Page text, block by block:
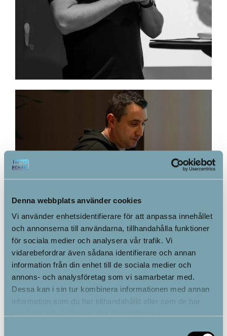
Denna webbplats använder cookies
Vi använder enhetsidentifierare för att anpassa innehållet
och annonserna till användarna, tillhandahålla funktioner
för sociala medier och analysera vår trafik. Vi
vidarebefordrar även sådana identifierare och annan
information från din enhet till de sociala medier och
annons- och analysföretag som vi samarbetar med.
Dessa kan i sin tur kombinera informationen med annan
information som du har tillhandahållit eller som de har